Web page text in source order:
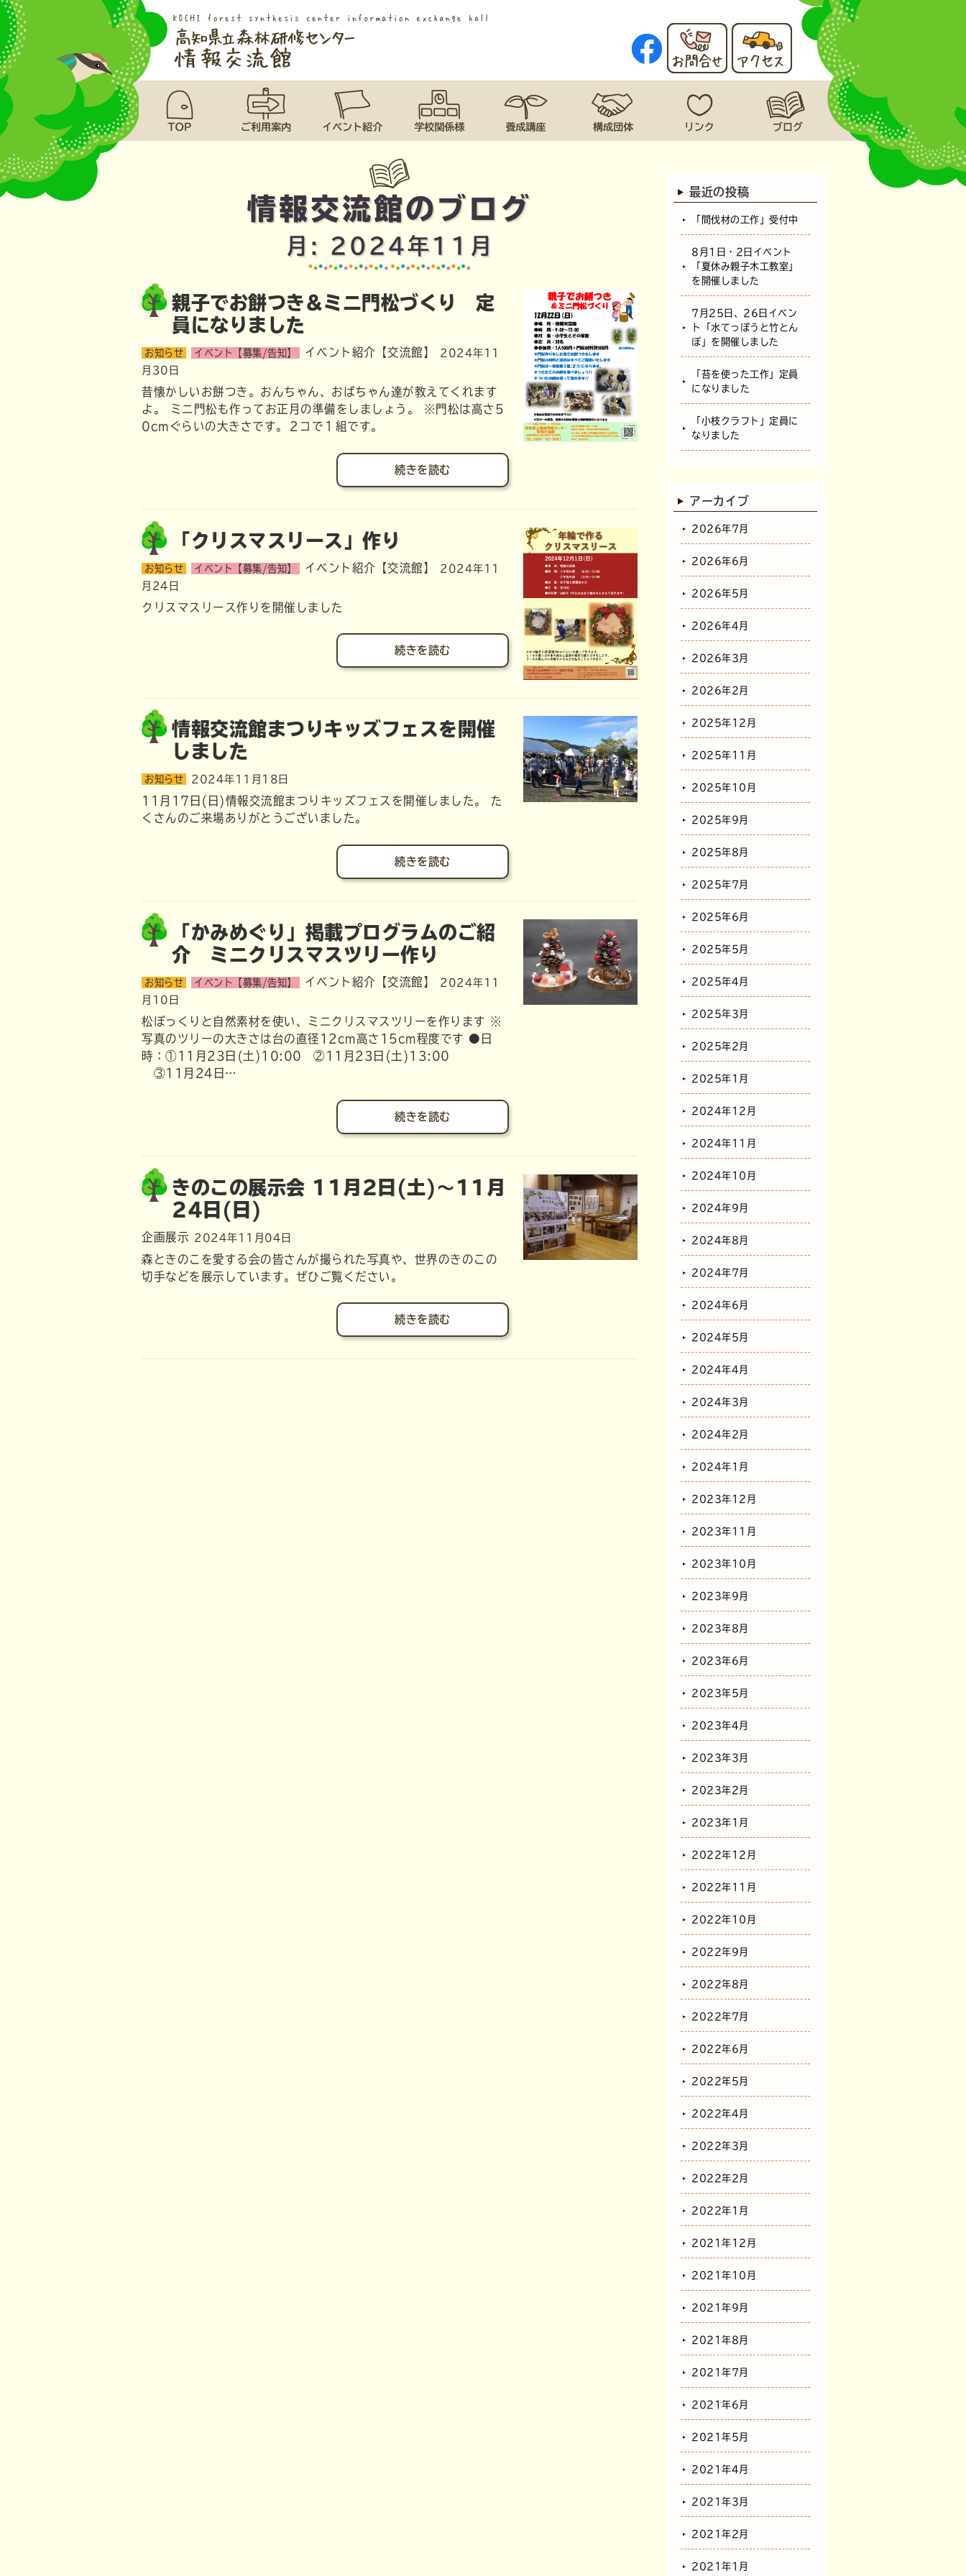
情報交流館のブログ
月: 2024年11月
親子でお餅つき&ミニ門松づくり 定
員になりました
お知らせ イベント【募集/告知】 イベント紹介【交流館】
2024年11
月30日
昔懐かしいお餅つき。おんちゃん、おばちゃん達が教えてくれます
よ。 ミニ門松も作ってお正月の準備をしましょう。 ※門松は高さ5
0cmぐらいの大きさです。２コで１組です。
続きを読む
「クリスマスリース」作り
お知らせ イベント【募集/告知】 イベント紹介【交流館】
2024年11
月24日
クリスマスリース作りを開催しました
続きを読む
情報交流館まつりキッズフェスを開催
しました
お知らせ 2024年11月18日
11月17日(日)情報交流館まつりキッズフェスを開催しました。 た
くさんのご来場ありがとうございました。
続きを読む
「かみめぐり」掲載プログラムのご紹
介 ミニクリスマスツリー作り
お知らせ イベント【募集/告知】 イベント紹介【交流館】
2024年11
月10日
松ぼっくりと自然素材を使い、ミニクリスマスツリーを作ります ※
写真のツリーの大きさは台の直径12cm高さ15cm程度です ●日
時：①11月23日(土)10:00 ②11月23日(土)13:00
③11月24日…
続きを読む
きのこの展示会 11月2日(土)～11月
24日(日)
企画展示 2024年11月04日
森ときのこを愛する会の皆さんが撮られた写真や、世界のきのこの
切手などを展示しています。ぜひご覧ください。
続きを読む
最近の投稿
「間伐材の工作」受付中
8月1日・2日イベント
「夏休み親子木工教室」
を開催しました
7月25日、26日イベン
ト「水てっぽうと竹とん
ぼ」を開催しました
「苔を使った工作」定員
になりました
「小枝クラフト」定員に
なりました
アーカイブ
2026年7月
2026年6月
2026年5月
2026年4月
2026年3月
2026年2月
2025年12月
2025年11月
2025年10月
2025年9月
2025年8月
2025年7月
2025年6月
2025年5月
2025年4月
2025年3月
2025年2月
2025年1月
2024年12月
2024年11月
2024年10月
2024年9月
2024年8月
2024年7月
2024年6月
2024年5月
2024年4月
2024年3月
2024年2月
2024年1月
2023年12月
2023年11月
2023年10月
2023年9月
2023年8月
2023年6月
2023年5月
2023年4月
2023年3月
2023年2月
2023年1月
2022年12月
2022年11月
2022年10月
2022年9月
2022年8月
2022年7月
2022年6月
2022年5月
2022年4月
2022年3月
2022年2月
2022年1月
2021年12月
2021年10月
2021年9月
2021年8月
2021年7月
2021年6月
2021年5月
2021年4月
2021年3月
2021年2月
2021年1月